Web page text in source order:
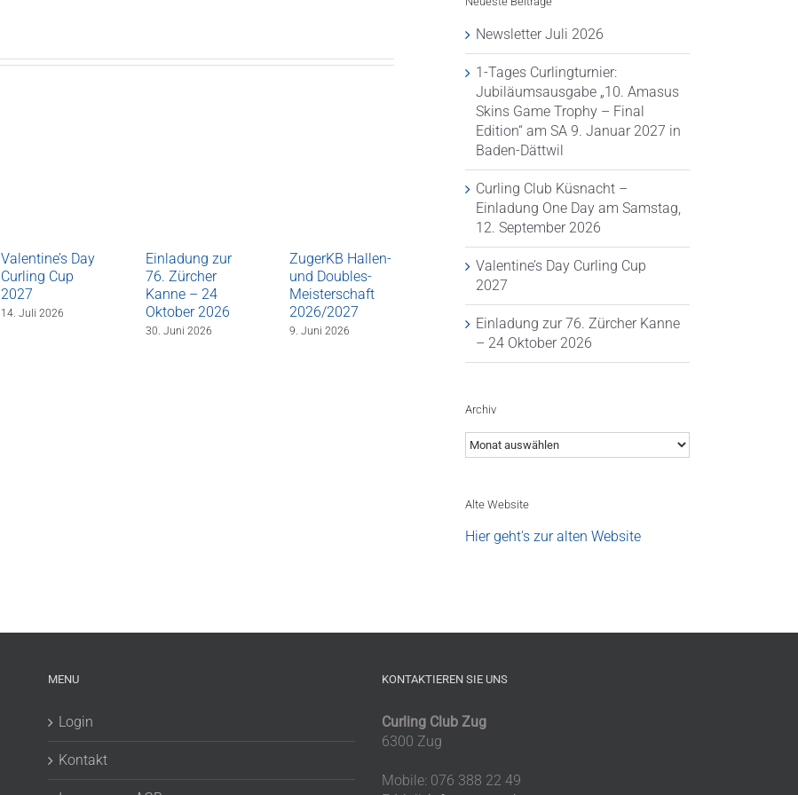
Valentine’s Day
Curling Cup
2027
14. Juli 2026
Einladung zur
76. Zürcher
Kanne – 24
Oktober 2026
30. Juni 2026
ZugerKB Hallen-
und Doubles-
Meisterschaft
2026/2027
9. Juni 2026
1-Tages
Curlingturnier:
Jubiläumsausgabe
Skins Game
Trophy – Final
Edition“ am SA
in Baden-Dättwil
Curling Club
Küsnacht –
Samstag, 12.
September 2026
15. Juli 2026
Newsletter Juli 2026
1-Tages Curlingturnier:
Jubiläumsausgabe „10. Amasus
Skins Game Trophy – Final
Edition“ am SA 9. Januar 2027 in
Baden-Dättwil
Curling Club Küsnacht –
Einladung One Day am Samstag,
12. September 2026
Valentine’s Day Curling Cup
2027
Einladung zur 76. Zürcher Kanne
– 24 Oktober 2026
Archiv
Archiv
Alte Website
Hier geht's zur alten Website
MENU
Login
Kontakt
KONTAKTIEREN SIE UNS
Curling Club Zug
6300 Zug
Mobile: 076 388 22 49